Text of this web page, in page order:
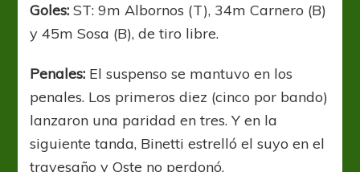
Goles: ST: 9m Albornos (T), 34m Carnero (B)
y 45m Sosa (B), de tiro libre.
Penales: El suspenso se mantuvo en los
penales. Los primeros diez (cinco por bando)
lanzaron una paridad en tres. Y en la
siguiente tanda, Binetti estrelló el suyo en el
travesaño y Oste no perdonó.